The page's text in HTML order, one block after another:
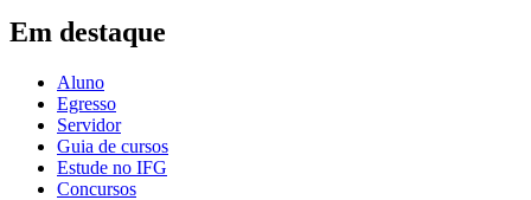
Em destaque
Aluno
Egresso
Servidor
Guia de cursos
Estude no IFG
Concursos